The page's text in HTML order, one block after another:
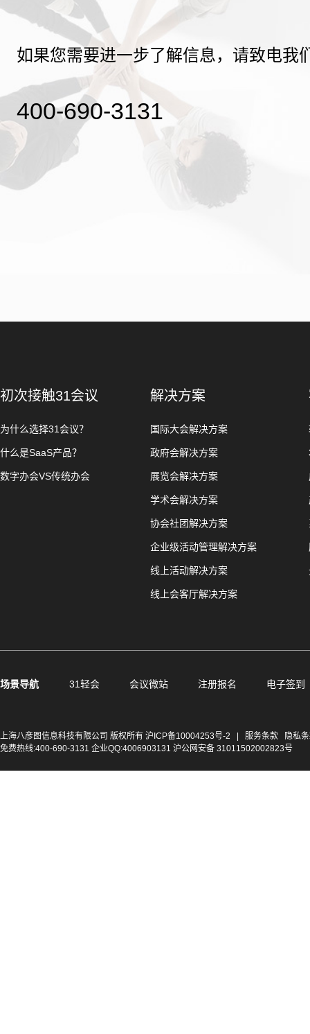
如果您需要进一步了解信息，请致电我
400-690-3131
初次接触31会议
为什么选择31会议？
什么是SaaS产品？
数字办会VS传统办会
解决方案
国际大会解决方案
政府会解决方案
展览会解决方案
学术会解决方案
协会社团解决方案
企业级活动管理解决方案
线上活动解决方案
线上会客厅解决方案
场景导航 31轻会 会议微站 注册报名 电子签到
上海八彦图信息科技有限公司 版权所有 沪ICP备10004253号-2 服务条款
隐私
免费热线:400-690-3131 企业QQ:4006903131 沪公网安备 31011502002823号